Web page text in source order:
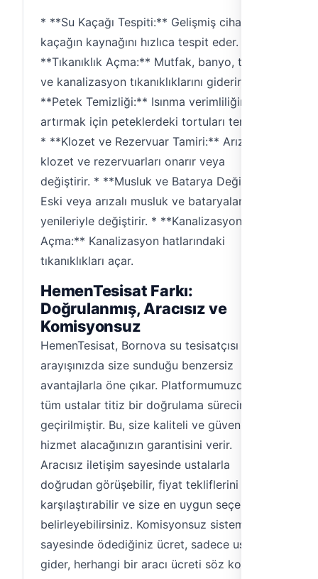
* **Su Kaçağı Tespiti:** Gelişmiş cihazlarla
kaçağın kaynağını hızlıca tespit eder. *
**Tıkanıklık Açma:** Mutfak, banyo, tuvalet
ve kanalizasyon tıkanıklıklarını giderir. *
**Petek Temizliği:** Isınma verimliliğini
artırmak için peteklerdeki tortuları temizler.
* **Klozet ve Rezervuar Tamiri:** Arızalı
klozet ve rezervuarları onarır veya
değiştirir. * **Musluk ve Batarya Değişimi:**
Eski veya arızalı musluk ve bataryaları
yenileriyle değiştirir. * **Kanalizasyon
Açma:** Kanalizasyon hatlarındaki
tıkanıklıkları açar.
HemenTesisat Farkı:
Doğrulanmış, Aracısız ve
Komisyonsuz
HemenTesisat, Bornova su tesisatçısı
arayışınızda size sunduğu benzersiz
avantajlarla öne çıkar. Platformumuzdaki
tüm ustalar titiz bir doğrulama sürecinden
geçirilmiştir. Bu, size kaliteli ve güvenilir
hizmet alacağınızın garantisini verir.
Aracısız iletişim sayesinde ustalarla
doğrudan görüşebilir, fiyat tekliflerini
karşılaştırabilir ve size en uygun seçeneği
belirleyebilirsiniz. Komisyonsuz sistemimiz
sayesinde ödediğiniz ücret, sadece ustaya
gider, herhangi bir aracı ücreti söz konusu